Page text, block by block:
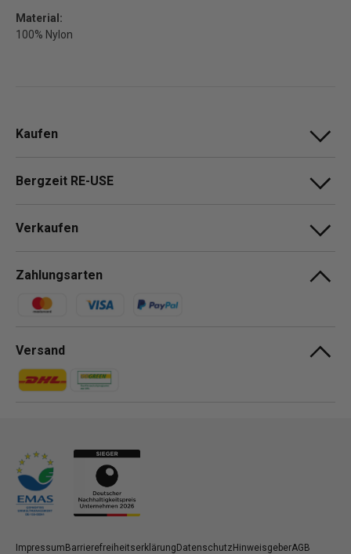
Material:
100% Nylon
Kaufen
Bergzeit RE-USE
Verkaufen
Zahlungsarten
Zahlungsmethoden
Versand
Zahlungsmethoden
Zahlungsmethoden
ImpressumBarrierefreiheitserklärungDatenschutzHinweisgeberAGB